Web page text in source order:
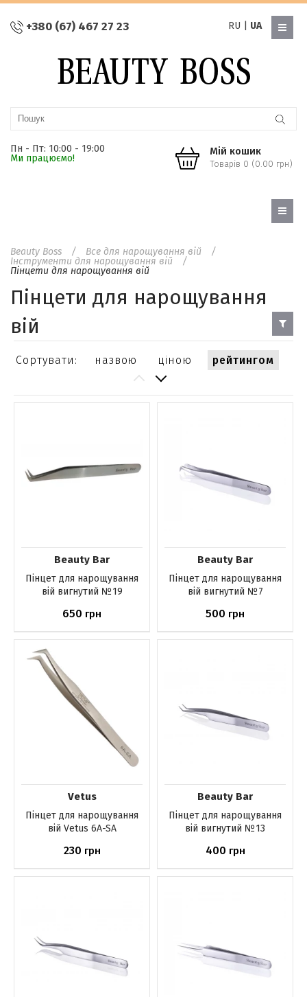
+380 (67) 467 27 23 RU UA
Пн - Пт: 10:00 - 19:00
Ми працюємо!
Мій кошик
Товарів 0 (0.00 грн)
Beauty Boss
Все для нарощування вій
Інструменти для нарощування вій
Пінцети для нарощування вій
Пінцети для нарощування
вій
Сортувати: назвою ціною рейтингом
Beauty Bar
Пінцет для нарощування
вій вигнутий №19
650 грн
До кошика
Beauty Bar
Пінцет для нарощування
вій вигнутий №7
500 грн
Vetus
Пінцет для нарощування
вій Vetus 6A-SA
230 грн
Beauty Bar
Пінцет для нарощування
вій вигнутий №13
400 грн